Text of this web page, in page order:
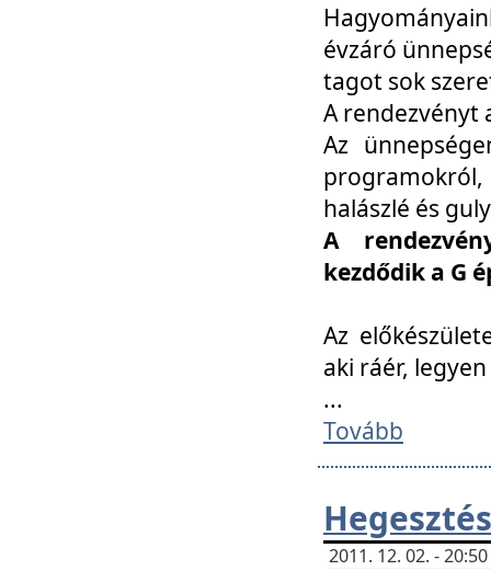
évzáró
tagot sok
A rendezvényt
Az
halászlé és
A
kezdődik a G
Az
aki ráér,
...
Tovább
2011. 12. 02. -